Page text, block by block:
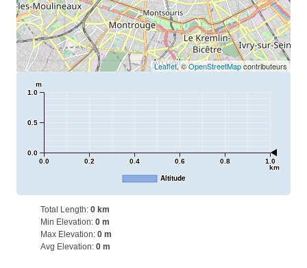
Leaflet, ©OpenStreetMapcontributeurs
0.0 0.2 0.4 0.6 0.8 1.0
km
0.0
0.5
1.0
m
Altitude
Total Length: 0 km
Min Elevation: 0 m
Max Elevation: 0 m
Avg Elevation: 0 m